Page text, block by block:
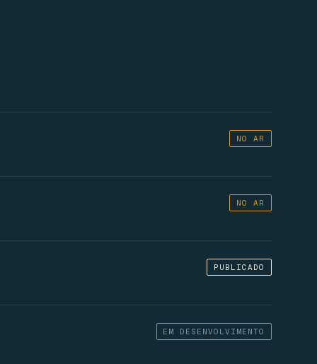
NO AR
NO AR
PUBLICADO
EM DESENVOLVIMENTO